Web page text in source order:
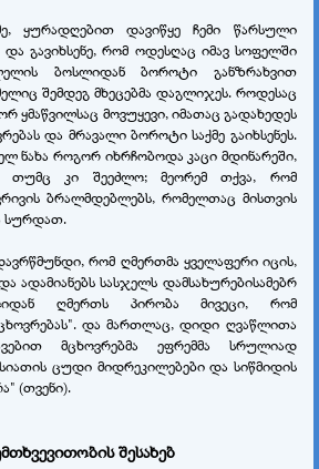
ყურადღებით დავიწყე ჩემი წარსული
და გავიხსენე, რომ ოდესღაც იმავ სოფელში
ბოსლიდან ბოროტი განზრახვით
შემდეგ მხეცებმა დაგლიჯეს. როდესაც
ყმაწვილსაც მოვუყევი, იმათაც გადახედეს
და მრავალი ბოროტი საქმე გაიხსენეს.
ნახა როგორ იხრჩობოდა კაცი მდინარეში,
თუმც კი შეეძლო; მეორემ თქვა, რომ
ბრალმდებლებს, რომელთაც მისთვის
სურდათ.
რომ ღმერთმა ყველაფერი იცის,
ადამიანებს სასჯელს დამსახურებისამებრ
ღმერთს პირობა მივეცი, რომ
ცხოვრებას". და მართლაც, დიდი ღვაწლითა
მცხოვრებმა ეფრემმა სრულიად
ცუდი მიდრეკილებები და სიწმიდის
(თვენი).
შესახებ